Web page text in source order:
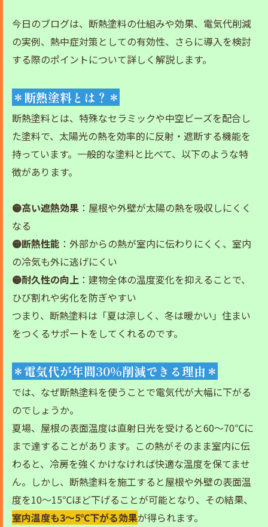
今日のブログは、断熱塗料の仕組みや効果、電気代削減
の実例、熱中症対策としての有効性、さらに導入を検討
する際のポイントについて詳しく解説します。
＊断熱塗料とは？＊
断熱塗料とは、特殊なセラミックや中空ビーズを配合し
た塗料で、太陽光の熱を効率的に反射・遮断する機能を
持っています。一般的な塗料と比べて、以下のような特
徴があります。
🟡高い遮熱効果 ：屋根や外壁が太陽の熱を吸収しにくく
なる
🟡断熱性能 ：外部からの熱が室内に伝わりにくく、室内
の冷気も外に逃げにくい
🟡耐久性の向上 ：建物全体の温度変化を抑えることで、
ひび割れや劣化を防ぎやすい
つまり、断熱塗料は「夏は涼しく、冬は暖かい」住まい
をつくるサポートをしてくれるのです。
＊電気代が年間30％削減できる理由＊
では、なぜ断熱塗料を使うことで電気代が大幅に下がる
のでしょうか。
夏場、屋根の表面温度は直射日光を受けると60〜70℃に
まで達することがあります。この熱がそのまま室内に伝
わると、冷房を強くかけなければ快適な温度を保てませ
ん。しかし、断熱塗料を施工すると屋根や外壁の表面温
度を10〜15℃ほど下げることが可能となり、その結果、
室内温度も3〜5℃下がる効果が得られます。